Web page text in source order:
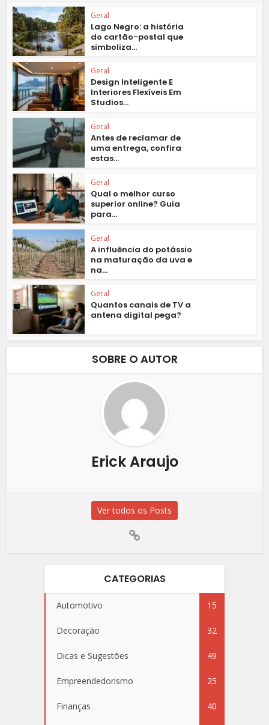
Geral
Lago Negro: a história
do cartão-postal que
simboliza...
Geral
Design Inteligente E
Interiores Flexíveis Em
Studios...
Geral
Antes de reclamar de
uma entrega, confira
estas...
Geral
Qual o melhor curso
superior online? Guia
para...
Geral
A influência do potássio
na maturação da uva e
na...
Geral
Quantos canais de TV a
antena digital pega?
SOBRE O AUTOR
Erick Araujo
Ver todos os Posts
CATEGORIAS
Automotivo 15
Decoração 32
Dicas e Sugestões 49
Empreendedorismo 25
Finanças 40